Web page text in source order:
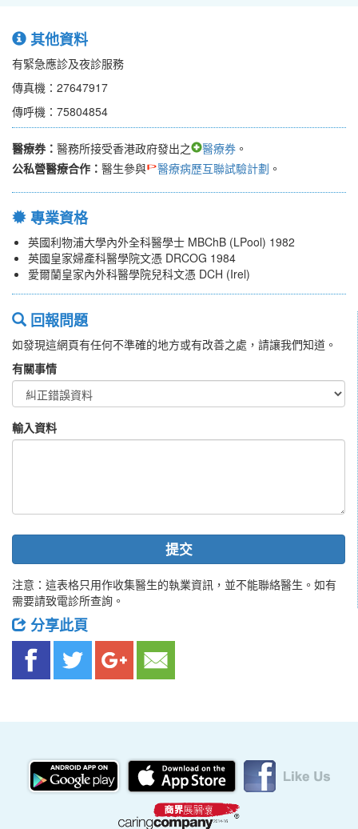
其他資料
有緊急應診及夜診服務
傳真機：27647917
傳呼機：75804854
醫療券： 醫務所接受香港政府發出之 醫療券 。
公私營醫療合作： 醫生參與 醫療病歷互聯試驗計劃 。
專業資格
英國利物浦大學內外全科醫學士 MBChB (LPool) 1982
英國皇家婦產科醫學院文憑 DRCOG 1984
愛爾蘭皇家內外科醫學院兒科文憑 DCH (Irel)
回報問題
如發現這網頁有任何不準確的地方或有改善之處，請讓我們知道。
有關事情
輸入資料
提交
注意：這表格只用作收集醫生的執業資訊，並不能聯絡醫生。如有
需要請致電診所查詢。
分享此頁